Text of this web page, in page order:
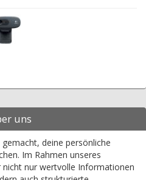
uns
deine persönliche
Im Rahmen unseres
nur wertvolle Informationen